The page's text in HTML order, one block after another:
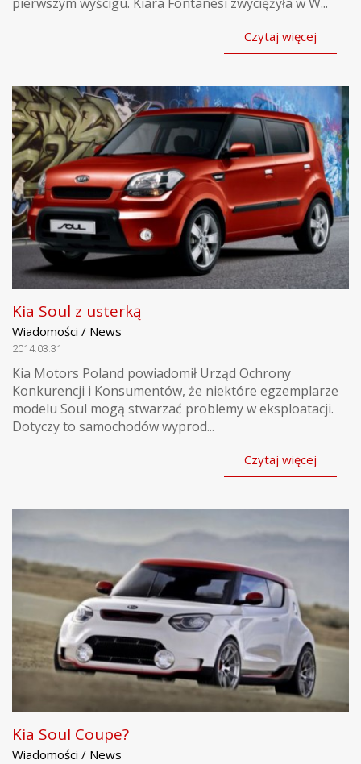
pierwszym wyścigu. Kiara Fontanesi zwyciężyła w W...
Czytaj więcej
Kia Soul z usterką
Wiadomości / News
2014.03.31
Kia Motors Poland powiadomił Urząd Ochrony
Konkurencji i Konsumentów, że niektóre egzemplarze
modelu Soul mogą stwarzać problemy w eksploatacji.
Dotyczy to samochodów wyprod...
Czytaj więcej
Kia Soul Coupe?
Wiadomości / News